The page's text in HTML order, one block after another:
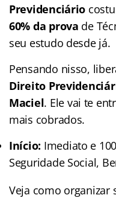
Previdenciário
60% da prova de
seu estudo desde já.
Pensando nisso,
Direito
Maciel. Ele vai te
mais cobrados.
Início: Imediato e
Seguridade Social,
Veja como organizar